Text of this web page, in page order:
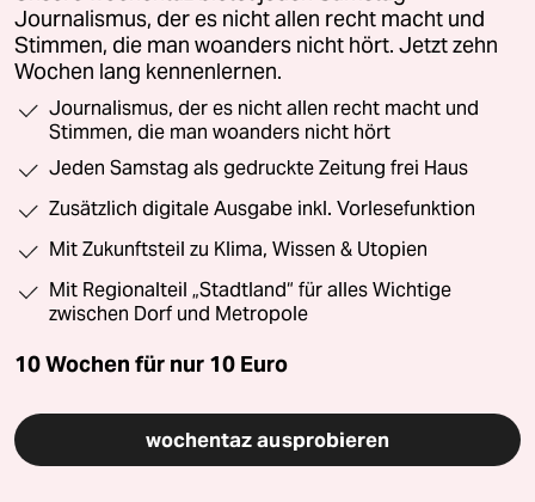
Journalismus, der es nicht allen recht macht und
Stimmen, die man woanders nicht hört. Jetzt zehn
Wochen lang kennenlernen.
Journalismus, der es nicht allen recht macht und
Stimmen, die man woanders nicht hört
Jeden Samstag als gedruckte Zeitung frei Haus
Zusätzlich digitale Ausgabe inkl. Vorlesefunktion
Mit Zukunftsteil zu Klima, Wissen & Utopien
Mit Regionalteil „Stadtland“ für alles Wichtige
zwischen Dorf und Metropole
10 Wochen für nur 10 Euro
wochentaz ausprobieren